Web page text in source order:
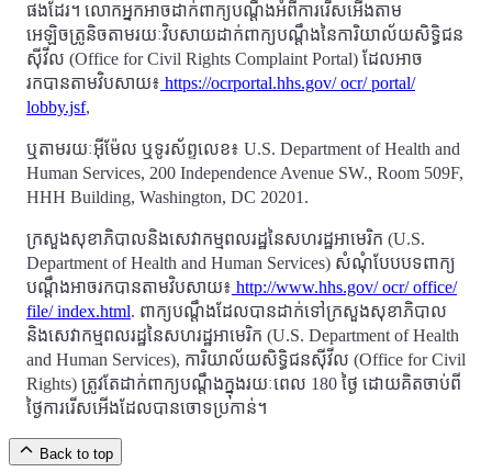
ផងដែរ។ លោកអ្នកអាចដាក់ពាក្យបណ្តឹងអំពីការរើសអើងតាម
អេឡិចត្រូនិចតាមរយៈវិបសាយដាក់ពាក្យបណ្តឹងនៃការិយាល័យសិទ្ធិជន
ស៊ីវីល (Office for Civil Rights Complaint Portal) ដែលអាច
រកបានតាមវិបសាយ៖ https://ocrportal.hhs.gov/ ocr/ portal/
lobby.jsf,
ឬតាមរយៈអ៊ីម៉ែល ឬទូរស័ព្ទលេខ៖ U.S. Department of Health and
Human Services, 200 Independence Avenue SW., Room 509F,
HHH Building, Washington, DC 20201.
ក្រសួងសុខាភិបាលនិងសេវាកម្មពលរដ្ឋនៃសហរដ្ឋអាមេរិក (U.S.
Department of Health and Human Services) សំណុំបែបបទពាក្យ
បណ្តឹងអាចរកបានតាមវិបសាយ៖ http://www.hhs.gov/ ocr/ office/
file/ index.html. ពាក្យបណ្តឹងដែលបានដាក់ទៅក្រសួងសុខាភិបាល
និងសេវាកម្មពលរដ្ឋនៃសហរដ្ឋអាមេរិក (U.S. Department of Health
and Human Services), ការិយាល័យសិទ្ធិជនស៊ីវីល (Office for Civil
Rights) ត្រូវតែដាក់ពាក្យបណ្តឹងក្នុងរយៈពេល 180 ថ្ងៃ ដោយគិតចាប់ពី
ថ្ងៃការរើសអើងដែលបានចោទប្រកាន់។
Back to top